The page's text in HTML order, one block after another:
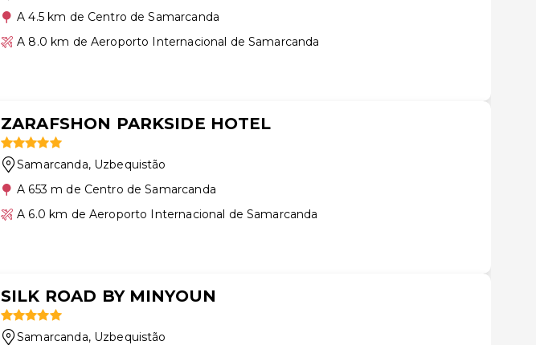
A 4.5 km de Centro de Samarcanda
A 8.0 km de Aeroporto Internacional de Samarcanda
ZARAFSHON PARKSIDE HOTEL
Samarcanda, Uzbequistão
A 653 m de Centro de Samarcanda
A 6.0 km de Aeroporto Internacional de Samarcanda
SILK ROAD BY MINYOUN
Samarcanda, Uzbequistão